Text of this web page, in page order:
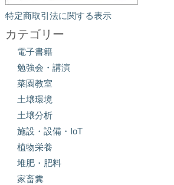
特定商取引法に関する表示
カテゴリー
電子書籍
勉強会・講演
菜園教室
土壌環境
土壌分析
施設・設備・IoT
植物栄養
堆肥・肥料
家畜糞